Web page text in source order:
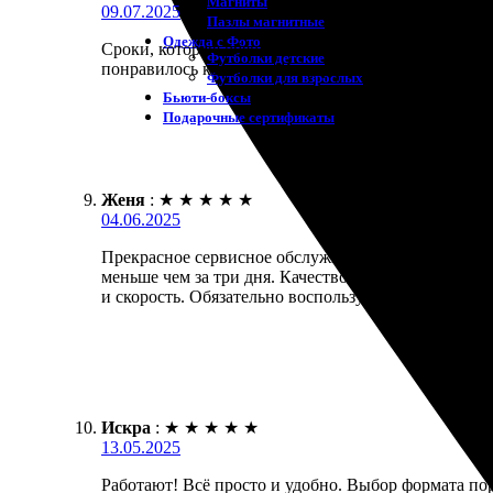
Пазлы магнитные
Одежда с Фото
Футболки детские
Футболки для взрослых
Бьюти-боксы
Подарочные сертификаты
09.07.2025
Сроки, которые обещали, были соблюдены.
понравилось качество. Могу рекомендовать,
Женя : ★ ★ ★ ★ ★
04.06.2025
Прекрасное сервисное обслуживание! Заказала
меньше чем за три дня. Качество на высоте,
и скорость. Обязательно воспользуюсь снова.
Искра : ★ ★ ★ ★ ★
13.05.2025
Работают! Всё просто и удобно. Выбор формата